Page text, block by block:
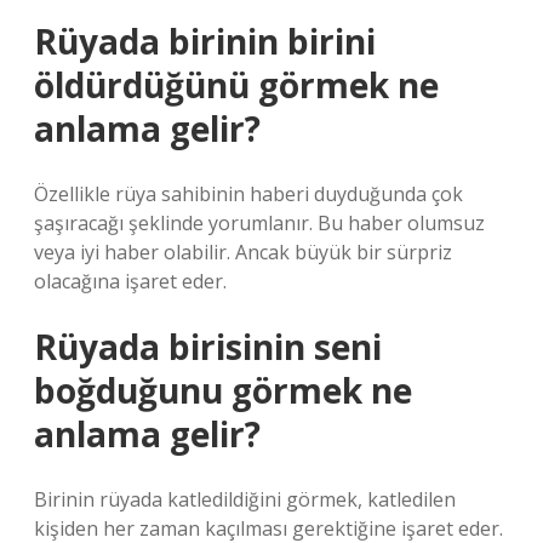
Rüyada birinin birini
öldürdüğünü görmek ne
anlama gelir?
Özellikle rüya sahibinin haberi duyduğunda çok
şaşıracağı şeklinde yorumlanır. Bu haber olumsuz
veya iyi haber olabilir. Ancak büyük bir sürpriz
olacağına işaret eder.
Rüyada birisinin seni
boğduğunu görmek ne
anlama gelir?
Birinin rüyada katledildiğini görmek, katledilen
kişiden her zaman kaçılması gerektiğine işaret eder.